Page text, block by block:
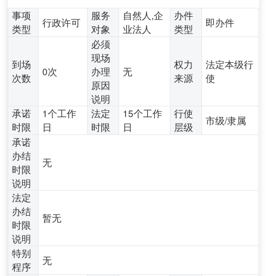
事项
类型
行政许可
服务
对象
自然人,企
业法人
办件
类型
即办件
到场
次数
0次
必须
现场
办理
原因
说明
无
权力
来源
法定本级行
使
承诺
时限
1个工作
日
法定
时限
15个工作
日
行使
层级
市级/隶属
承诺
办结
时限
说明
无
法定
办结
时限
说明
暂无
特别
程序
无